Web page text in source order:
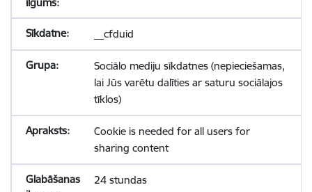
__cfduid
Sociālo mediju sīkdatnes (nepieciešamas,
lai Jūs varētu dalīties ar saturu sociālajos
tīklos)
Cookie is needed for all users for
sharing content
24 stundas